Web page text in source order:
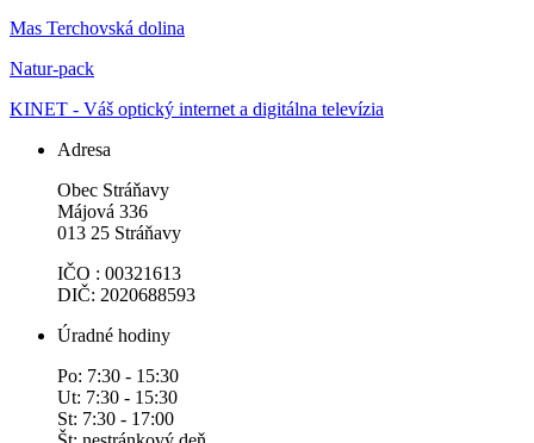
Mas Terchovská dolina
Natur-pack
KINET - Váš optický internet a digitálna televízia
Adresa
Obec Stráňavy
Májová 336
013 25 Stráňavy
IČO : 00321613
DIČ: 2020688593
Úradné hodiny
Po: 7:30 - 15:30
Ut: 7:30 - 15:30
St: 7:30 - 17:00